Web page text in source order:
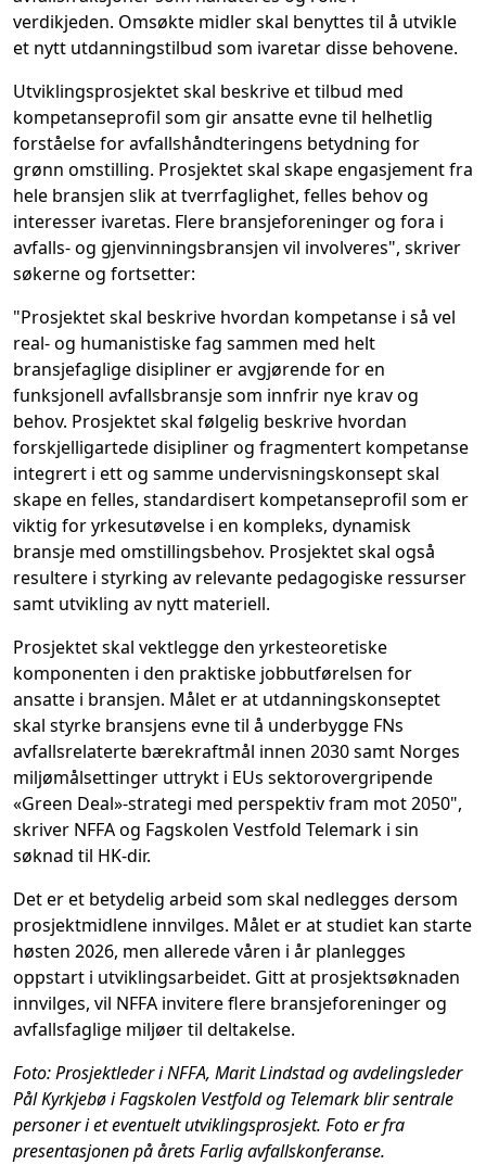
verdikjeden. Omsøkte midler skal benyttes til å utvikle
et nytt utdanningstilbud som ivaretar disse behovene.
Utviklingsprosjektet skal beskrive et tilbud med
kompetanseprofil som gir ansatte evne til helhetlig
forståelse for avfallshåndteringens betydning for
grønn omstilling. Prosjektet skal skape engasjement fra
hele bransjen slik at tverrfaglighet, felles behov og
interesser ivaretas. Flere bransjeforeninger og fora i
avfalls- og gjenvinningsbransjen vil involveres", skriver
søkerne og fortsetter:
"Prosjektet skal beskrive hvordan kompetanse i så vel
real- og humanistiske fag sammen med helt
bransjefaglige disipliner er avgjørende for en
funksjonell avfallsbransje som innfrir nye krav og
behov. Prosjektet skal følgelig beskrive hvordan
forskjelligartede disipliner og fragmentert kompetanse
integrert i ett og samme undervisningskonsept skal
skape en felles, standardisert kompetanseprofil som er
viktig for yrkesutøvelse i en kompleks, dynamisk
bransje med omstillingsbehov. Prosjektet skal også
resultere i styrking av relevante pedagogiske ressurser
samt utvikling av nytt materiell.
Prosjektet skal vektlegge den yrkesteoretiske
komponenten i den praktiske jobbutførelsen for
ansatte i bransjen. Målet er at utdanningskonseptet
skal styrke bransjens evne til å underbygge FNs
avfallsrelaterte bærekraftmål innen 2030 samt Norges
miljømålsettinger uttrykt i EUs sektorovergripende
«Green Deal»-strategi med perspektiv fram mot 2050",
skriver NFFA og Fagskolen Vestfold Telemark i sin
søknad til HK-dir.
Det er et betydelig arbeid som skal nedlegges dersom
prosjektmidlene innvilges. Målet er at studiet kan starte
høsten 2026, men allerede våren i år planlegges
oppstart i utviklingsarbeidet. Gitt at prosjektsøknaden
innvilges, vil NFFA invitere flere bransjeforeninger og
avfallsfaglige miljøer til deltakelse.
Foto: Prosjektleder i NFFA, Marit Lindstad og avdelingsleder
Pål Kyrkjebø i Fagskolen Vestfold og Telemark blir sentrale
personer i et eventuelt utviklingsprosjekt. Foto er fra
presentasjonen på årets Farlig avfallskonferanse.